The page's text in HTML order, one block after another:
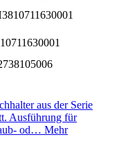
aus der Serie
Ausführung für
od… Mehr